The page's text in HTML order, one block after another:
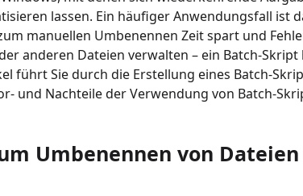
lassen. Ein häufiger Anwendungsfall ist
manuellen Umbenennen Zeit spart und
anderen Dateien verwalten – ein Batch-
führt Sie durch die Erstellung eines Batch-
und Nachteile der Verwendung von Batch-
Umbenennen von